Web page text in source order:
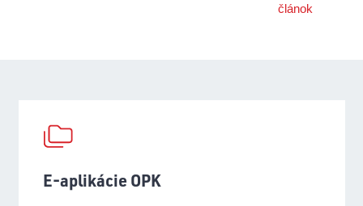
článok
E-aplikácie OPK